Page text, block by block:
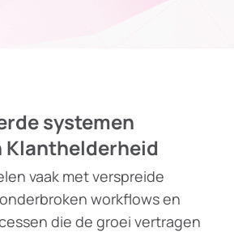
systemen
Klanthelderheid
vaak met verspreide
workflows en
die de groei vertragen